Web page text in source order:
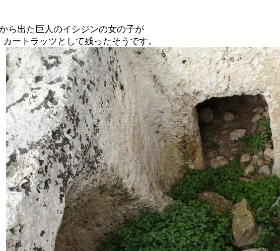
ら出た巨人のイシジンの女の子が
ートラッツとして残ったそうです。